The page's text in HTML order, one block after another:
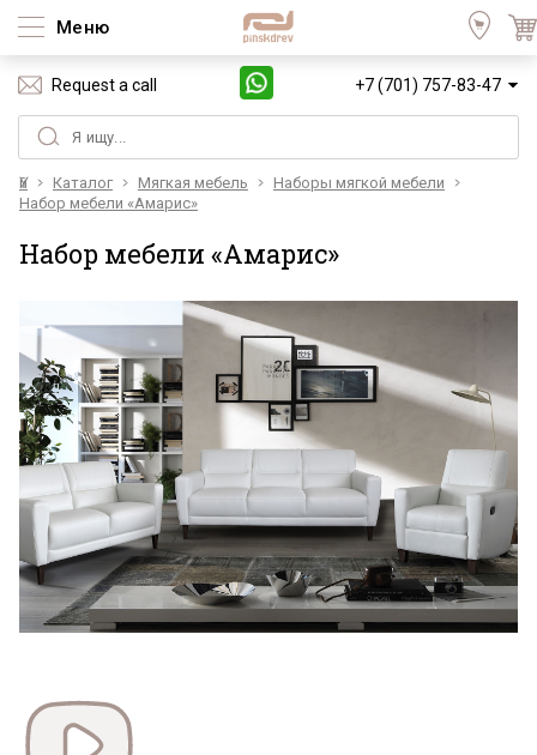
Меню
Request a call +7 (701) 757-83-47
Үй Каталог Мягкая мебель
Наборы мягкой мебели
Набор мебели «Амарис»
Набор мебели «Амарис»